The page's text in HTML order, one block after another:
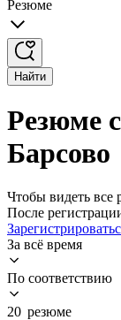
Резюме
Найти
Резюме
Барсово
Чтобы видеть все
После
За всё время
По соответствию
20 резюме